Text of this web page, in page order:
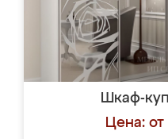
Шкаф-
Цена: